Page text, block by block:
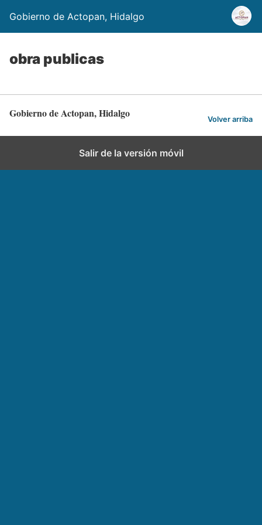
Gobierno de Actopan, Hidalgo
obra publicas
Gobierno de Actopan, Hidalgo Volver arriba
Salir de la versión móvil